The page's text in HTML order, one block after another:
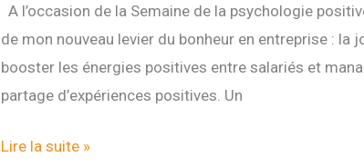
A l’occasion de la Semaine de la psychologie
de mon nouveau levier du bonheur en entreprise : la
booster les énergies positives entre salariés et
partage d’expériences positives. Un
VIVE
Lire la suite »